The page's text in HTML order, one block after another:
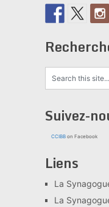
Suivez-
CCIBBon Facebook
Liens
La
La